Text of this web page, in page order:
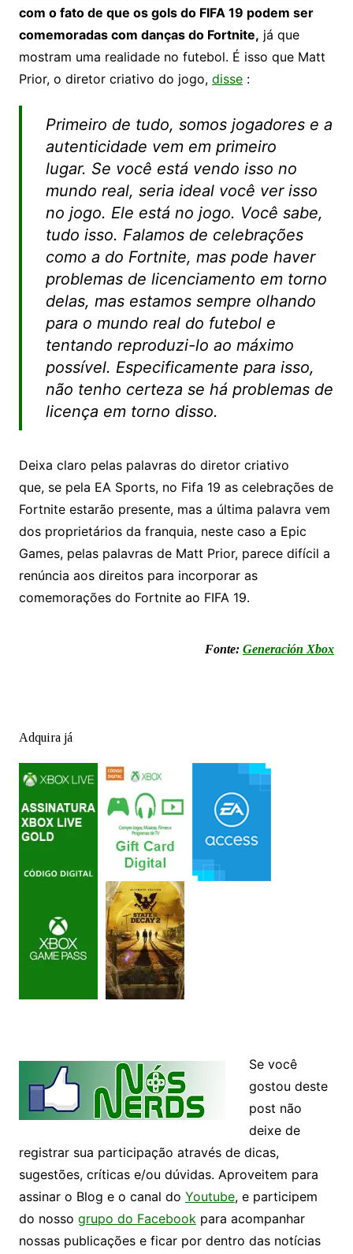
com o fato de que os gols do FIFA 19 podem ser
comemoradas com danças do Fortnite, já que
mostram uma realidade no futebol. É isso que Matt
Prior, o diretor criativo do jogo, disse:
Primeiro de tudo, somos jogadores e a
autenticidade vem em primeiro
lugar. Se você está vendo isso no
mundo real, seria ideal você ver isso
no jogo. Ele está no jogo. Você sabe,
tudo isso. Falamos de celebrações
como a do Fortnite, mas pode haver
problemas de licenciamento em torno
delas, mas estamos sempre olhando
para o mundo real do futebol e
tentando reproduzi-lo ao máximo
possível. Especificamente para isso,
não tenho certeza se há problemas de
licença em torno disso.
Deixa claro pelas palavras do diretor criativo
que, se pela EA Sports, no Fifa 19 as celebrações de
Fortnite estarão presente, mas a última palavra vem
dos proprietários da franquia, neste caso a Epic
Games, pelas palavras de Matt Prior, parece difícil a
renúncia aos direitos para incorporar as
comemorações do Fortnite ao FIFA 19.
Fonte:Generación Xbox
Adquira já
Se você
gostou deste
post não
deixe de
registrar sua participação através de dicas,
sugestões, críticas e/ou dúvidas. Aproveitem para
assinar o Blog e o canal do Youtube, e participem
do nosso grupo do Facebookpara acompanhar
nossas publicações e ficar por dentro das notícias